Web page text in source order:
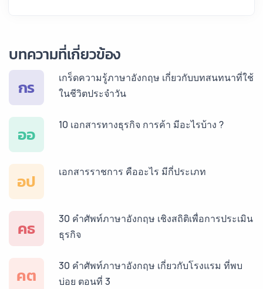
บทความที่เกี่ยวข้อง
กร
เกร็ดความรู้ภาษาอังกฤษ เกี่ยวกับบทสนทนาที่ใช้
ในชีวิตประจำวัน
ออ 10 เอกสารทางธุรกิจ การค้า มีอะไรบ้าง ?
อป เอกสารราชการ คืออะไร มีกี่ประเภท
คธ
30 คำศัพท์ภาษาอังกฤษ เชิงสถิติเพื่อการประเมิน
ธุรกิจ
คต
30 คำศัพท์ภาษาอังกฤษ เกี่ยวกับโรงแรม ที่พบ
บ่อย ตอนที่ 3